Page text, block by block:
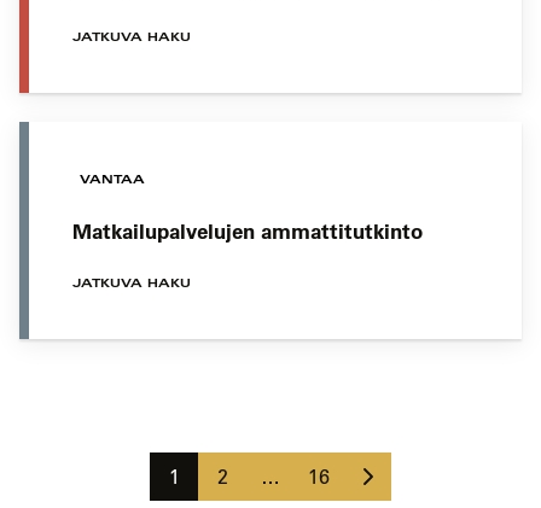
JATKUVA HAKU
VANTAA
Matkailupalvelujen ammattitutkinto
JATKUVA HAKU
Sivu
1 Sivu
2 … Sivu
16
Seuraava
sivu